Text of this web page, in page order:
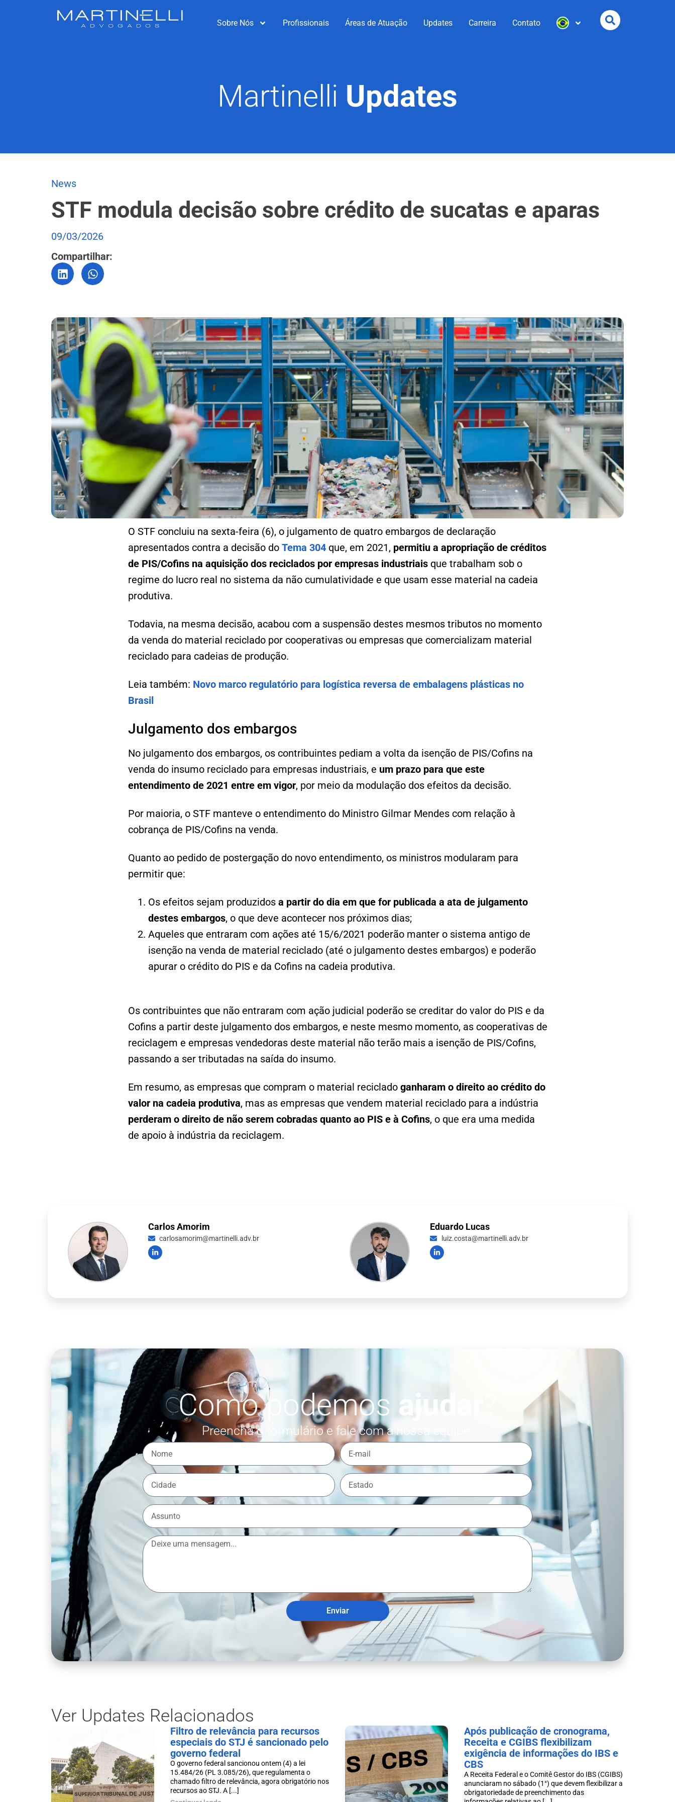
Sobre Nós Profissionais Áreas de Atuação Updates Carreira Contato
Martinelli Updates
News
STF modula decisão sobre crédito de sucatas e aparas
09/03/2026
Compartilhar:
O STF concluiu na sexta-feira (6), o julgamento de quatro embargos de declaração
apresentados contra a decisão do Tema 304que, em 2021, permitiu a apropriação de créditos
de PIS/Cofins na aquisição dos reciclados por empresas industriaisque trabalham sob o
regime do lucro real no sistema da não cumulatividade e que usam esse material na cadeia
produtiva.
Todavia, na mesma decisão, acabou com a suspensão destes mesmos tributos no momento
da venda do material reciclado por cooperativas ou empresas que comercializam material
reciclado para cadeias de produção.
Leia também: Novo marco regulatório para logística reversa de embalagens plásticas no
Brasil
Julgamento dos embargos
No julgamento dos embargos, os contribuintes pediam a volta da isenção de PIS/Cofins na
venda do insumo reciclado para empresas industriais, e um prazo para que este
entendimento de 2021 entre em vigor, por meio da modulação dos efeitos da decisão.
Por maioria, o STF manteve o entendimento do Ministro Gilmar Mendes com relação à
cobrança de PIS/Cofins na venda.
Quanto ao pedido de postergação do novo entendimento, os ministros modularam para
permitir que:
Os efeitos sejam produzidos a partir do dia em que for publicada a ata de julgamento
destes embargos, o que deve acontecer nos próximos dias;
Aqueles que entraram com ações até 15/6/2021 poderão manter o sistema antigo de
isenção na venda de material reciclado (até o julgamento destes embargos) e poderão
apurar o crédito do PIS e da Cofins na cadeia produtiva.
Os contribuintes que não entraram com ação judicial poderão se creditar do valor do PIS e da
Cofins a partir deste julgamento dos embargos, e neste mesmo momento, as cooperativas de
reciclagem e empresas vendedoras deste material não terão mais a isenção de PIS/Cofins,
passando a ser tributadas na saída do insumo.
Em resumo, as empresas que compram o material reciclado ganharam o direito ao crédito do
valor na cadeia produtiva, mas as empresas que vendem material reciclado para a indústria
perderam o direito de não serem cobradas quanto ao PIS e à Cofins, o que era uma medida
de apoio à indústria da reciclagem.
Carlos Amorim
carlosamorim@martinelli.adv.br
Eduardo Lucas
luiz.costa@martinelli.adv.br
Como podemos ajudar
Preencha o formulário e fale com a nossa equipe.
Enviar
Ver Updates Relacionados
Filtro de relevância para recursos
especiais do STJ é sancionado pelo
governo federal
O governo federal sancionou ontem (4) a lei
15.484/26 (PL 3.085/26), que regulamenta o
chamado filtro de relevância, agora obrigatório nos
recursos ao STJ. A [...]
Após publicação de cronograma,
Receita e CGIBS flexibilizam
exigência de informações do IBS e
CBS
A Receita Federal e o Comitê Gestor do IBS (CGIBS)
anunciaram no sábado (1°) que devem flexibilizar a
obrigatoriedade de preenchimento das